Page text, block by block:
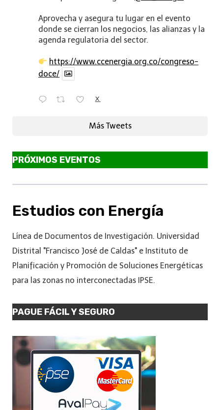
Aprovecha y asegura tu lugar en el evento
donde se cierran los negocios, las alianzas y la
agenda regulatoria del sector.
https://www.ccenergia.org.co/congreso-
doce/
X
Más Tweets
PRÓXIMOS EVENTOS
Estudios con Energía
Línea de Documentos de Investigación. Universidad
Distrital "Francisco José de Caldas" e Instituto de
Planificación y Promoción de Soluciones Energéticas
para las zonas no interconectadas IPSE.
PAGUE FÁCIL Y SEGURO